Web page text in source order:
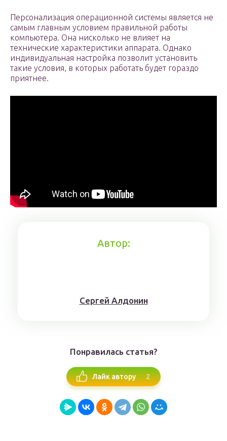
Персонализация операционной системы является не
самым главным условием правильной работы
компьютера. Она нисколько не влияет на
технические характеристики аппарата. Однако
индивидуальная настройка позволит установить
такие условия, в которых работать будет гораздо
приятнее.
Автор:
Сергей Алдонин
Понравилась статья?
Лайк автору 2